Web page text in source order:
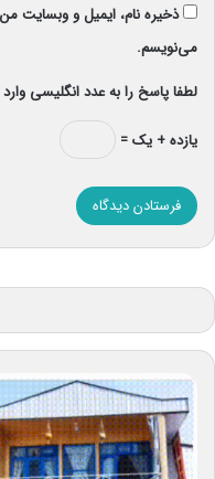
ذخیره نام، ایمیل و وبسایت
می‌نویسم.
لطفا پاسخ را به عدد انگلیسی وارد
یازده + یک =